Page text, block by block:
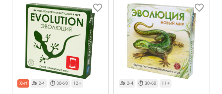
Хит 2-4 30-60 12+ 2-4 30-60 11+